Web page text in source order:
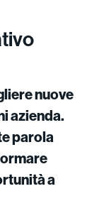
nuove
azienda.
parola
a